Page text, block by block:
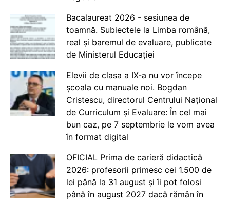
Bacalaureat 2026 - sesiunea de
toamnă. Subiectele la Limba română,
real și baremul de evaluare, publicate
de Ministerul Educației
Elevii de clasa a IX-a nu vor începe
școala cu manuale noi. Bogdan
Cristescu, directorul Centrului Național
de Curriculum și Evaluare: În cel mai
bun caz, pe 7 septembrie le vom avea
în format digital
OFICIAL Prima de carieră didactică
2026: profesorii primesc cei 1.500 de
lei până la 31 august și îi pot folosi
până în august 2027 dacă rămân în